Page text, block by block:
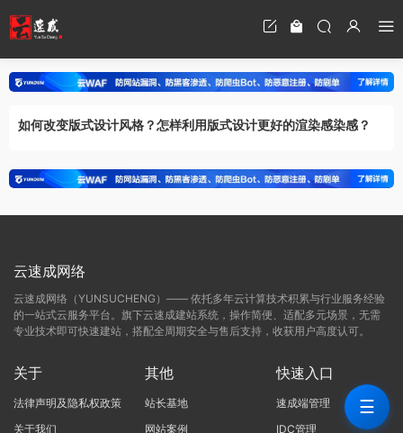
如何改变版式设计风格？怎样利用版式设计更好的渲染感染感？
云速成网络
云速成网络（YUNSUCHENG）—— 依托多年云计算技术积累与行业服务经验
的一站式云服务平台。旗下云速成建站系统，操作简便、适配多元场景，无需
专业技术即可快速建站，搭配全周期安全与售后支持，收获用户高度认可。
关于
法律声明及隐私权政策
关于我们
其他
站长基地
网站案例
快速入口
速成端管理
IDC管理
☰